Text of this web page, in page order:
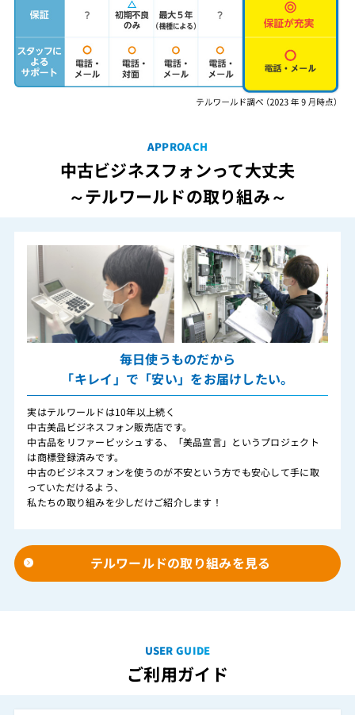
APPROACH
中古ビジネスフォンって大丈夫
～テルワールドの取り組み～
毎日使うものだから
「キレイ」で「安い」をお届けしたい。
実はテルワールドは10年以上続く
中古美品ビジネスフォン販売店です。
中古品をリファービッシュする、「美品宣言」というプロジェクト
は商標登録済みです。
中古のビジネスフォンを使うのが不安という方でも安心して手に取
っていただけるよう、
私たちの取り組みを少しだけご紹介します！
テルワールドの取り組みを見る
USER GUIDE
ご利用ガイド